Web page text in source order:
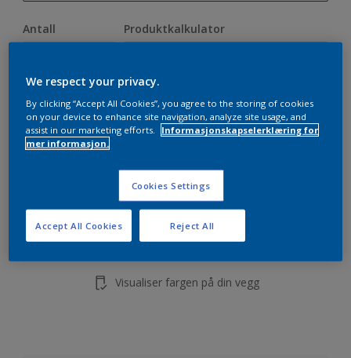
2,5L
10L
Antall Produktkalkulator
Finn en forhandler
Visualiser fargen på din vegg
We respect your privacy.
By clicking “Accept All Cookies”, you agree to the storing of cookies
on your device to enhance site navigation, analyze site usage, and
assist in our marketing efforts.
Informasjonskapselerklæring for
mer informasjon.
Cookies Settings
Reject All
Accept All Cookies